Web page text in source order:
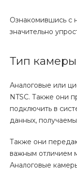
Ознакомившись с
значительно
Тип камеры
Аналоговые или
NTSC. Также они
подключить в
данных,
Также они
важным отличием
Аналоговые